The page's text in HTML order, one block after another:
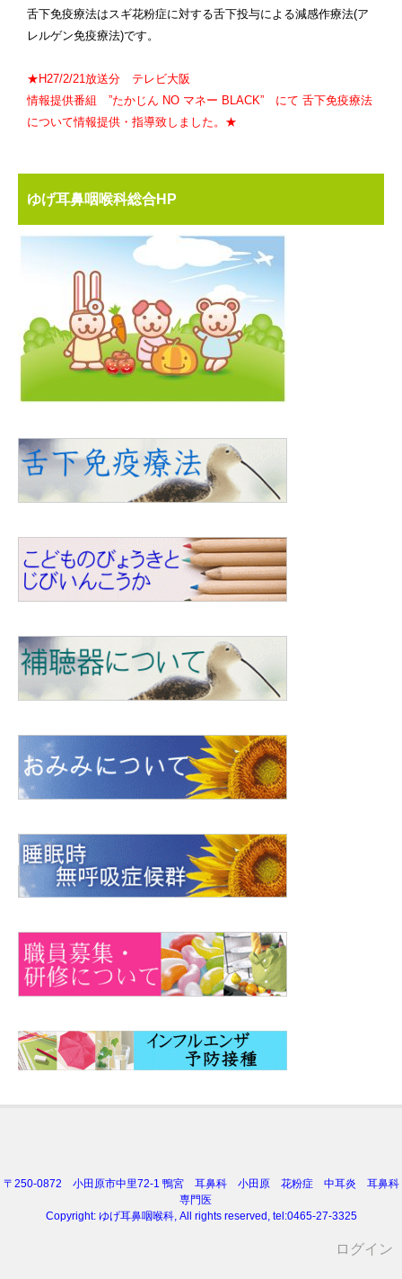
舌下免疫療法はスギ花粉症に対する舌下投与による減感作療法(ア
レルゲン免疫療法)です。
★H27/2/21放送分 テレビ大阪
情報提供番組 ”たかじん NO マネー BLACK” にて 舌下免疫療法
について情報提供・指導致しました。★
ゆげ耳鼻咽喉科総合HP
〒250-0872 小田原市中里72-1 鴨宮 耳鼻科 小田原 花粉症 中耳炎 耳鼻科
専門医
Copyright: ゆげ耳鼻咽喉科, All rights reserved, tel:0465-27-3325
ログイン